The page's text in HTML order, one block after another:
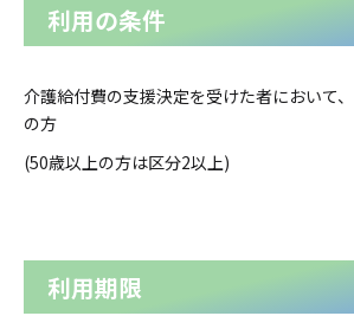
利用の条件
介護給付費の支援決定を受けた者において
の方
(50歳以上の方は区分2以上)
利用期限